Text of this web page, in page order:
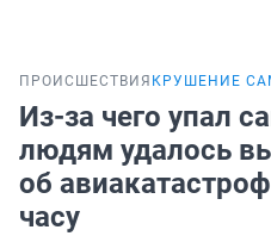
ПРОИСШЕСТВИЯ КРУШЕНИЕ
Из-за чего упал
людям удалось
об
часу